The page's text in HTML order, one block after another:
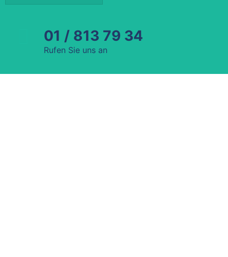
01 / 813 79 34
Rufen Sie uns an